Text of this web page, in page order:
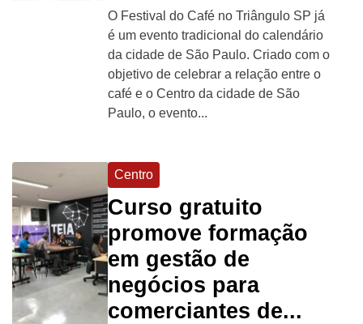
O Festival do Café no Triângulo SP já
é um evento tradicional do calendário
da cidade de São Paulo. Criado com o
objetivo de celebrar a relação entre o
café e o Centro da cidade de São
Paulo, o evento...
Centro
Curso gratuito
promove formação
em gestão de
negócios para
comerciantes de...